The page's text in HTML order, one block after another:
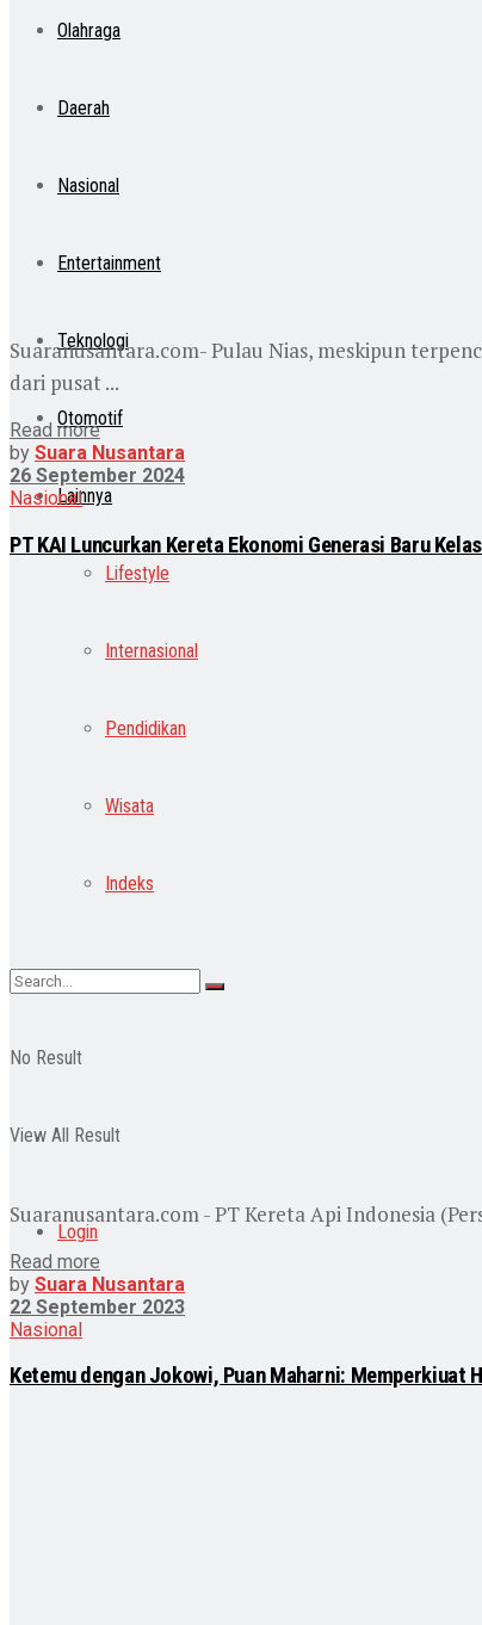
Olahraga
Daerah
Nasional
Entertainment
Teknologi
Otomotif
Lainnya
Lifestyle
Internasional
Pendidikan
Wisata
Indeks
No Result
View All Result
Login
Suaranusantara.com- Pulau Nias, meskipun
dari pusat ...
Read more
by Suara Nusantara
26 September 2024
Nasional
PT KAI Luncurkan Kereta Ekonomi Generasi Baru
Suaranusantara.com - PT Kereta Api Indonesia
Read more
by Suara Nusantara
22 September 2023
Nasional
Ketemu dengan Jokowi, Puan Maharni: Memperkiuat